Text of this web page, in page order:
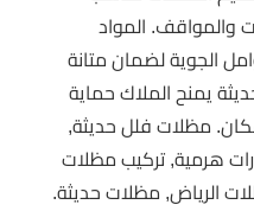
والمواقف. المواد
الجوية لضمان متانة
يمنح الملاك حماية
مظلات فلل حديثة,
هرمية, تركيب مظلات
الرياض, مظلات حديثة.